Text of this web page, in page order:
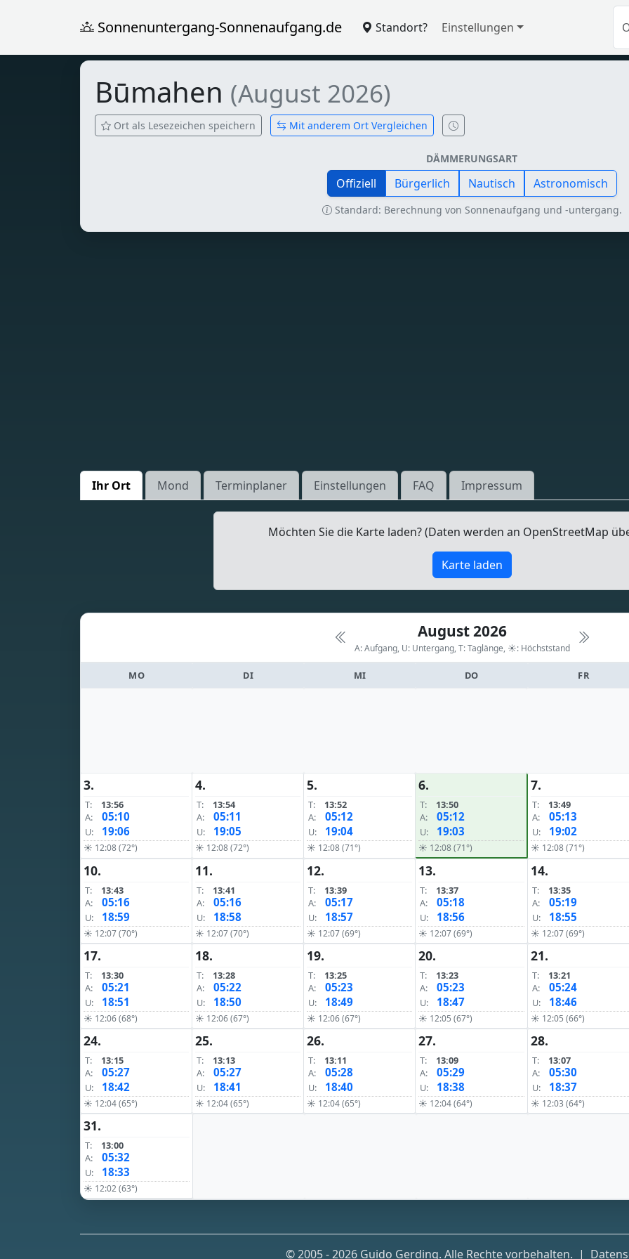
Sonnenuntergang-Sonnenaufgang.de Standort? Einstellungen
Būmahen (August 2026)
Ort als Lesezeichen speichern Mit anderem Ort Vergleichen
DÄMMERUNGSART
Offiziell Bürgerlich Nautisch Astronomisch
Standard: Berechnung von Sonnenaufgang und -untergang.
Ihr Ort Mond Terminplaner Einstellungen FAQ Impressum
Möchten Sie die Karte laden? (Daten werden an OpenStreetMap
Karte laden
August 2026
A: Aufgang, U: Untergang, T: Taglänge, ☀: Höchststand
MO DI MI DO FR
3.
T:
13:56
A:
05:10
U: 19:06
☀ 12:08 (72°)
4.
T:
13:54
A:
05:11
U: 19:05
☀ 12:08 (72°)
5.
T:
13:52
A:
05:12
U: 19:04
☀ 12:08 (71°)
6.
T:
13:50
A:
05:12
U: 19:03
☀ 12:08 (71°)
7.
T:
13:49
A:
05:13
U: 19:02
☀ 12:08 (71°)
10.
T:
13:43
A:
05:16
U: 18:59
☀ 12:07 (70°)
11.
T:
13:41
A:
05:16
U: 18:58
☀ 12:07 (70°)
12.
T:
13:39
A:
05:17
U: 18:57
☀ 12:07 (69°)
13.
T:
13:37
A:
05:18
U: 18:56
☀ 12:07 (69°)
14.
T:
13:35
A:
05:19
U: 18:55
☀ 12:07 (69°)
17.
T:
13:30
A:
05:21
U: 18:51
☀ 12:06 (68°)
18.
T:
13:28
A:
05:22
U: 18:50
☀ 12:06 (67°)
19.
T:
13:25
A:
05:23
U: 18:49
☀ 12:06 (67°)
20.
T:
13:23
A:
05:23
U: 18:47
☀ 12:05 (67°)
21.
T:
13:21
A:
05:24
U: 18:46
☀ 12:05 (66°)
24.
T:
13:15
A:
05:27
U: 18:42
☀ 12:04 (65°)
25.
T:
13:13
A:
05:27
U: 18:41
☀ 12:04 (65°)
26.
T:
13:11
A:
05:28
U: 18:40
☀ 12:04 (65°)
27.
T:
13:09
A:
05:29
U: 18:38
☀ 12:04 (64°)
28.
T:
13:07
A:
05:30
U: 18:37
☀ 12:03 (64°)
31.
T:
13:00
A:
05:32
U: 18:33
☀ 12:02 (63°)
© 2005 - 2026 Guido Gerding. Alle Rechte vorbehalten. |